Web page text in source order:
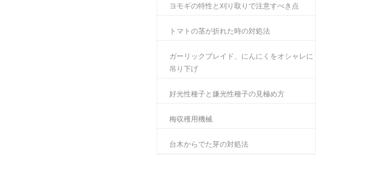
ヨモギの特性と刈り取りで注意すべき点
トマトの茎が折れた時の対処法
ガーリックブレイド、にんにくをオシャレに
吊り下げ
好光性種子と嫌光性種子の見極め方
梅収穫用機械
台木からでた芽の対処法